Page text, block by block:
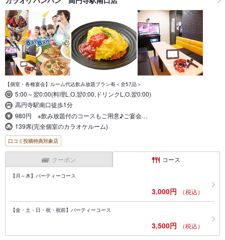
【個室・各種宴会】ルーム代込飲み放題プラン有＜全57品＞
5:00～翌0:00(料理L.O.翌0:00,ドリンクL.O.翌0:00)
高円寺駅南口徒歩1分
980円 ※飲み放題付のコースもご用意♪ご宴会…
139席(完全個室のカラオケルーム)
口コミ投稿特典対象店
クーポン コース
【月～木】パーティーコース
3,000円 （税込）
【金・土・日・祝・祝前】パーティーコース
3,500円 （税込）